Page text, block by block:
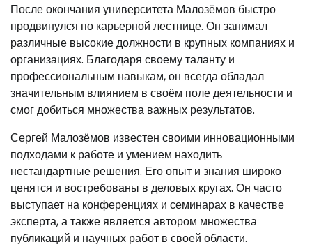
После окончания университета Малозёмов быстро
продвинулся по карьерной лестнице. Он занимал
различные высокие должности в крупных компаниях и
организациях. Благодаря своему таланту и
профессиональным навыкам, он всегда обладал
значительным влиянием в своём поле деятельности и
смог добиться множества важных результатов.
Сергей Малозёмов известен своими инновационными
подходами к работе и умением находить
нестандартные решения. Его опыт и знания широко
ценятся и востребованы в деловых кругах. Он часто
выступает на конференциях и семинарах в качестве
эксперта, а также является автором множества
публикаций и научных работ в своей области.